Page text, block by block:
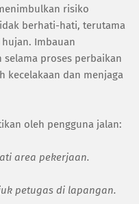
risiko
berhati-hati, terutama
Imbauan
selama proses perbaikan
kecelakaan dan menjaga
oleh pengguna jalan:
area pekerjaan.
petugas di lapangan.